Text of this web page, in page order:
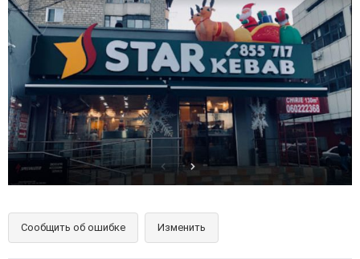
Сообщить об ошибке Изменить